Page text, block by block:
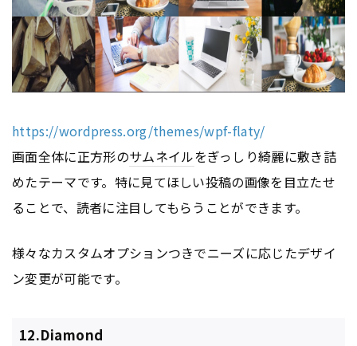
https://wordpress.org/themes/wpf-flaty/
画面全体に正方形のサムネイルをぎっしり綺麗に敷き詰
めたテーマです。特に見てほしい投稿の画像を目立たせ
ることで、読者に注目してもらうことができます。
様々なカスタムオプションつきでニーズに応じたデザイ
ン変更が可能です。
12.Diamond